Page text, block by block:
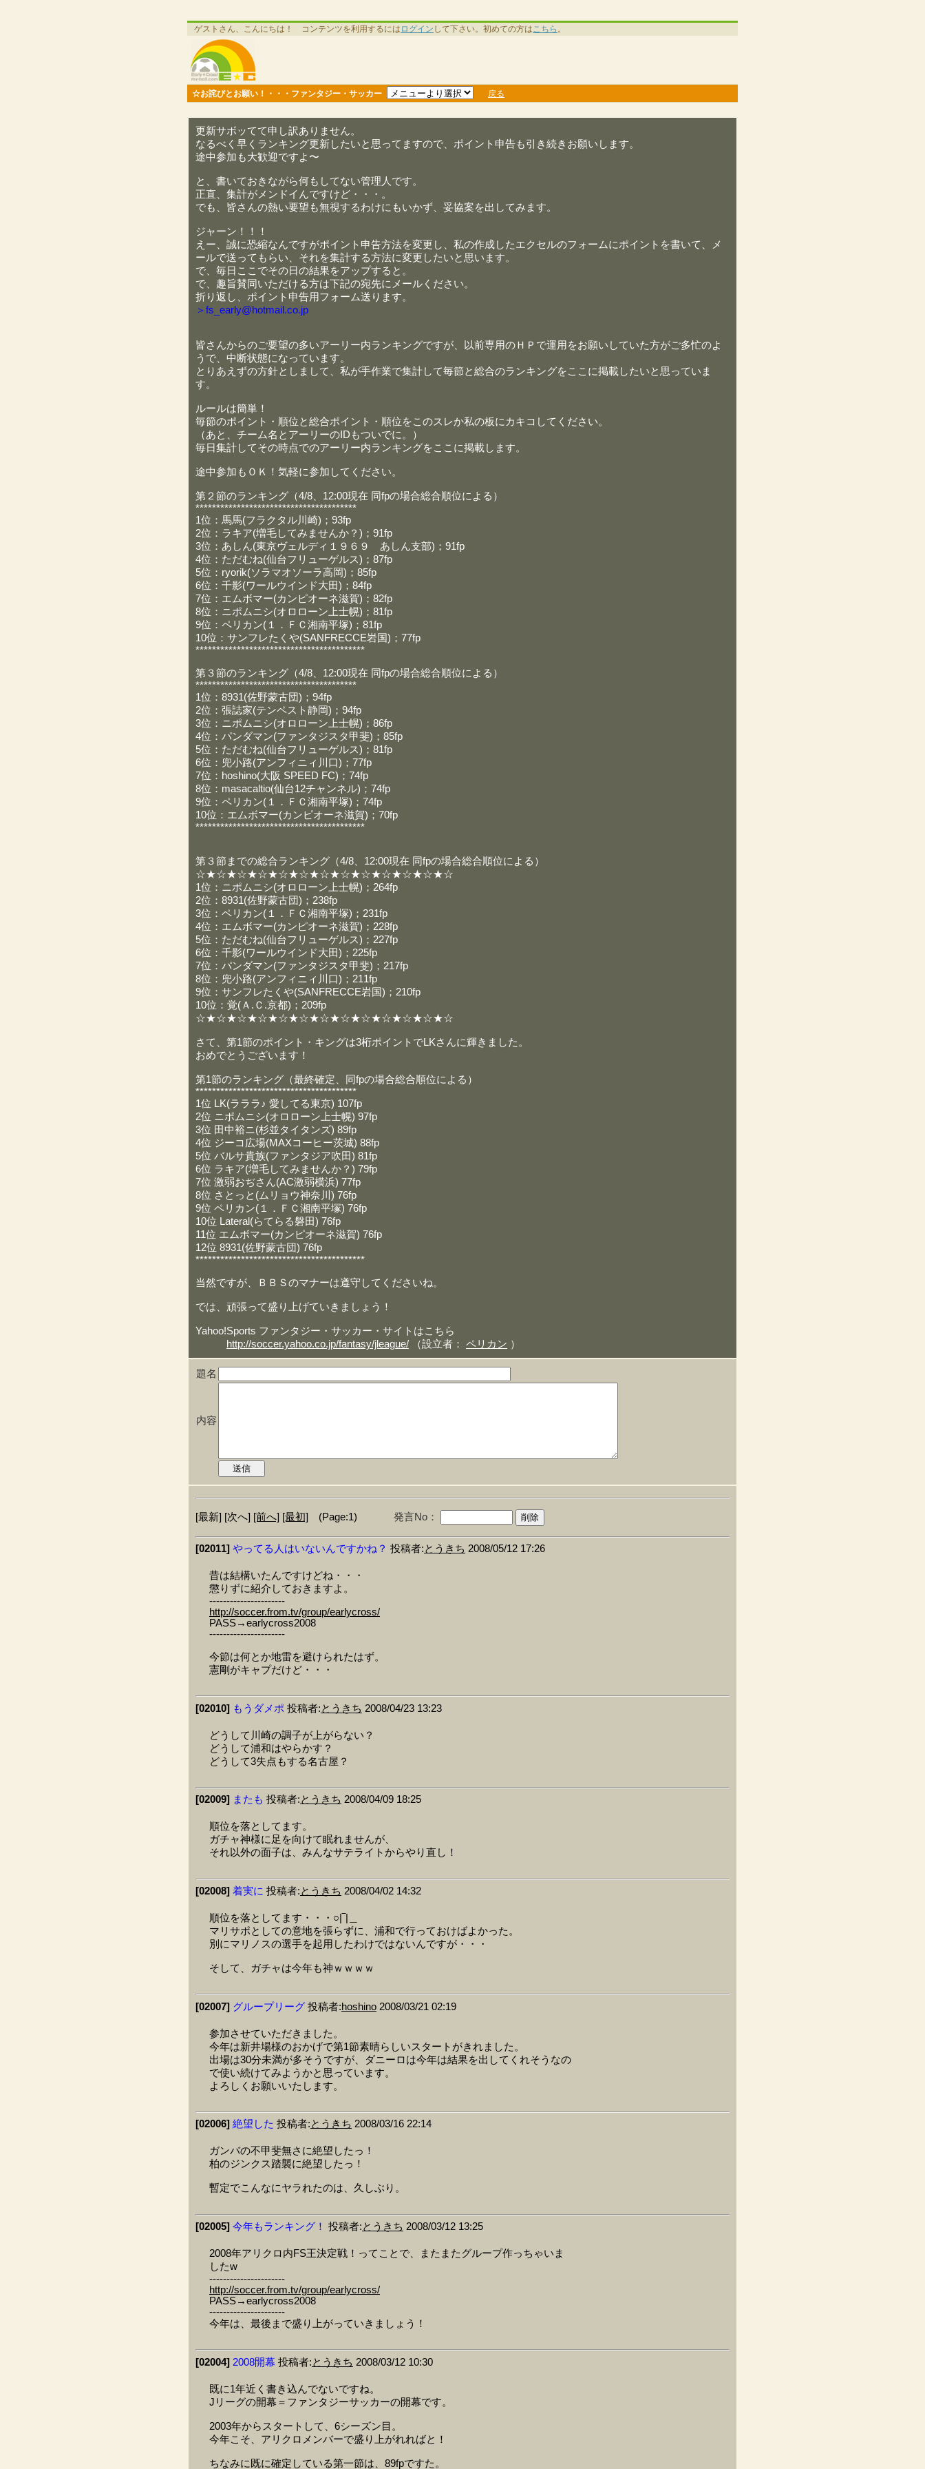
ゲストさん、こんにちは！ コンテンツを利用するには ログイン して下さい。初めての方はこちら 。
☆お詫びとお願い！・・・ファンタジー・サッカー 戻る
更新サボッてて申し訳ありません。
なるべく早くランキング更新したいと思ってますので、ポイント申告も引き続きお願いします。
途中参加も大歓迎ですよ〜
と、書いておきながら何もしてない管理人です。
正直、集計がメンドイんですけど・・・。
でも、皆さんの熱い要望も無視するわけにもいかず、妥協案を出してみます。
ジャーン！！！
えー、誠に恐縮なんですがポイント申告方法を変更し、私の作成したエクセルのフォームにポイントを書いて、メ
ールで送ってもらい、それを集計する方法に変更したいと思います。
で、毎日ここでその日の結果をアップすると。
で、趣旨賛同いただける方は下記の宛先にメールください。
折り返し、ポイント申告用フォーム送ります。
＞fs_early@hotmail.co.jp
皆さんからのご要望の多いアーリー内ランキングですが、以前専用のＨＰで運用をお願いしていた方がご多忙のよ
うで、中断状態になっています。
とりあえずの方針としまして、私が手作業で集計して毎節と総合のランキングをここに掲載したいと思っていま
す。
ルールは簡単！
毎節のポイント・順位と総合ポイント・順位をこのスレか私の板にカキコしてください。
（あと、チーム名とアーリーのIDもついでに。）
毎日集計してその時点でのアーリー内ランキングをここに掲載します。
途中参加もＯＫ！気軽に参加してください。
第２節のランキング（4/8、12:00現在 同fpの場合総合順位による）
***************************************
1位：馬馬(フラクタル川崎)；93fp
2位：ラキア(増毛してみませんか？)；91fp
3位：あしん(東京ヴェルディ１９６９ あしん支部)；91fp
4位：ただむね(仙台フリューゲルス)；87fp
5位：ryorik(ソラマオソーラ高岡)；85fp
6位：千影(ワールウインド大田)；84fp
7位：エムボマー(カンピオーネ滋賀)；82fp
8位：ニポムニシ(オロローン上士幌)；81fp
9位：ペリカン(１．ＦＣ湘南平塚)；81fp
10位：サンフレたくや(SANFRECCE岩国)；77fp
*****************************************
第３節のランキング（4/8、12:00現在 同fpの場合総合順位による）
***************************************
1位：8931(佐野蒙古団)；94fp
2位：張誌家(テンペスト静岡)；94fp
3位：ニポムニシ(オロローン上士幌)；86fp
4位：パンダマン(ファンタジスタ甲斐)；85fp
5位：ただむね(仙台フリューゲルス)；81fp
6位：兜小路(アンフィニィ川口)；77fp
7位：hoshino(大阪 SPEED FC)；74fp
8位：masacaltio(仙台12チャンネル)；74fp
9位：ペリカン(１．ＦＣ湘南平塚)；74fp
10位：エムボマー(カンピオーネ滋賀)；70fp
*****************************************
第３節までの総合ランキング（4/8、12:00現在 同fpの場合総合順位による）
☆★☆★☆★☆★☆★☆★☆★☆★☆★☆★☆★☆★☆
1位：ニポムニシ(オロローン上士幌)；264fp
2位：8931(佐野蒙古団)；238fp
3位：ペリカン(１．ＦＣ湘南平塚)；231fp
4位：エムボマー(カンピオーネ滋賀)；228fp
5位：ただむね(仙台フリューゲルス)；227fp
6位：千影(ワールウインド大田)；225fp
7位：パンダマン(ファンタジスタ甲斐)；217fp
8位：兜小路(アンフィニィ川口)；211fp
9位：サンフレたくや(SANFRECCE岩国)；210fp
10位：覚(Ａ.Ｃ.京都)；209fp
☆★☆★☆★☆★☆★☆★☆★☆★☆★☆★☆★☆★☆
さて、第1節のポイント・キングは3桁ポイントでLKさんに輝きました。
おめでとうございます！
第1節のランキング（最終確定、同fpの場合総合順位による）
***************************************
1位 LK(ラララ♪ 愛してる東京) 107fp
2位 ニポムニシ(オロローン上士幌) 97fp
3位 田中裕ニ(杉並タイタンズ) 89fp
4位 ジーコ広場(MAXコーヒー茨城) 88fp
5位 バルサ貴族(ファンタジア吹田) 81fp
6位 ラキア(増毛してみませんか？) 79fp
7位 激弱おぢさん(AC激弱横浜) 77fp
8位 さとっと(ムリョウ神奈川) 76fp
9位 ペリカン(１．ＦＣ湘南平塚) 76fp
10位 Lateral(らてらる磐田) 76fp
11位 エムボマー(カンピオーネ滋賀) 76fp
12位 8931(佐野蒙古団) 76fp
*****************************************
当然ですが、ＢＢＳのマナーは遵守してくださいね。
では、頑張って盛り上げていきましょう！
Yahoo!Sports ファンタジー・サッカー・サイトはこちら
http://soccer.yahoo.co.jp/fantasy/jleague/ （設立者： ペリカン ）
題名
内容
[最新] [次へ] [前へ] [最初] (Page:1) 発言No：
[02011] やってる人はいないんですかね？ 投稿者:とうきち 2008/05/12 17:26
昔は結構いたんですけどね・・・
懲りずに紹介しておきますよ。
----------------------
http://soccer.from.tv/group/earlycross/
PASS→earlycross2008
----------------------
今節は何とか地雷を避けられたはず。
憲剛がキャプだけど・・・
[02010] もうダメポ 投稿者:とうきち 2008/04/23 13:23
どうして川崎の調子が上がらない？
どうして浦和はやらかす？
どうして3失点もする名古屋？
[02009] またも 投稿者:とうきち 2008/04/09 18:25
順位を落としてます。
ガチャ神様に足を向けて眠れませんが、
それ以外の面子は、みんなサテライトからやり直し！
[02008] 着実に 投稿者:とうきち 2008/04/02 14:32
順位を落としてます・・・○|‾|＿
マリサポとしての意地を張らずに、浦和で行っておけばよかった。
別にマリノスの選手を起用したわけではないんですが・・・
そして、ガチャは今年も神ｗｗｗｗ
[02007] グループリーグ 投稿者:hoshino 2008/03/21 02:19
参加させていただきました。
今年は新井場様のおかげで第1節素晴らしいスタートがきれました。
出場は30分未満が多そうですが、ダニーロは今年は結果を出してくれそうなの
で使い続けてみようかと思っています。
よろしくお願いいたします。
[02006] 絶望した 投稿者:とうきち 2008/03/16 22:14
ガンバの不甲斐無さに絶望したっ！
柏のジンクス踏襲に絶望したっ！
暫定でこんなにヤラれたのは、久しぶり。
[02005] 今年もランキング！ 投稿者:とうきち 2008/03/12 13:25
2008年アリクロ内FS王決定戦！ってことで、またまたグループ作っちゃいま
したw
----------------------
http://soccer.from.tv/group/earlycross/
PASS→earlycross2008
----------------------
今年は、最後まで盛り上がっていきましょう！
[02004] 2008開幕 投稿者:とうきち 2008/03/12 10:30
既に1年近く書き込んでないですね。
Jリーグの開幕＝ファンタジーサッカーの開幕です。
2003年からスタートして、6シーズン目。
今年こそ、アリクロメンバーで盛り上がれればと！
ちなみに既に確定している第一節は、89fpですた。